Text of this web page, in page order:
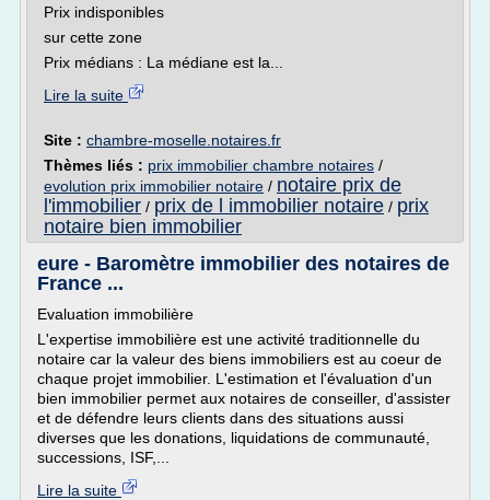
Prix indisponibles
sur cette zone
Prix médians : La médiane est la...
Lire la suite
Site : chambre-moselle.notaires.fr
Thèmes liés : prix immobilier chambre notaires /
evolution prix immobilier notaire / notaire prix de
l'immobilier / prix de l immobilier notaire / prix
notaire bien immobilier
eure - Baromètre immobilier des notaires de
France ...
Evaluation immobilière
L'expertise immobilière est une activité traditionnelle du
notaire car la valeur des biens immobiliers est au coeur de
chaque projet immobilier. L'estimation et l'évaluation d'un
bien immobilier permet aux notaires de conseiller, d'assister
et de défendre leurs clients dans des situations aussi
diverses que les donations, liquidations de communauté,
successions, ISF,...
Lire la suite